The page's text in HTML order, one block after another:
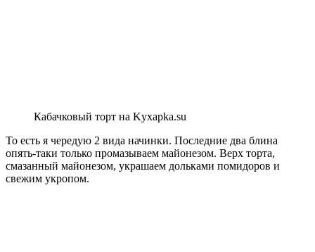
Кабачковый торт на Kyxapka.su
То есть я чередую 2 вида начинки. Последние два блина
опять-таки только промазываем майонезом. Верх торта,
смазанный майонезом, украшаем дольками помидоров и
свежим укропом.